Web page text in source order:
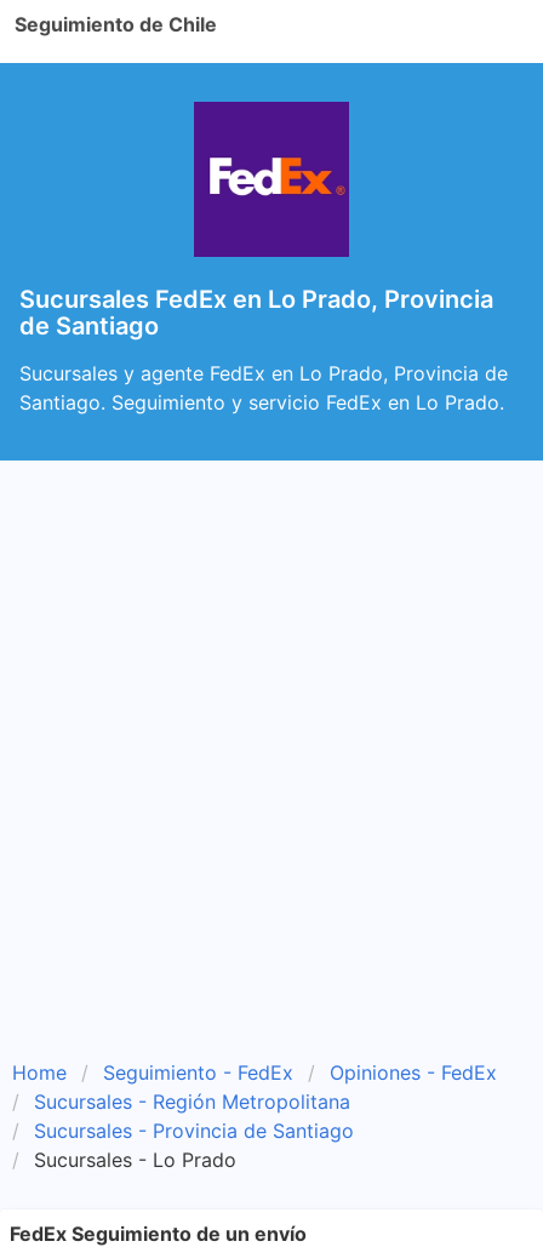
Seguimiento de Chile
Sucursales FedEx en Lo Prado, Provincia
de Santiago
Sucursales y agente FedEx en Lo Prado, Provincia de
Santiago. Seguimiento y servicio FedEx en Lo Prado.
Home Seguimiento - FedEx
Opiniones - FedEx
Sucursales - Región Metropolitana
Sucursales - Provincia de Santiago
Sucursales - Lo Prado
FedEx Seguimiento de un envío